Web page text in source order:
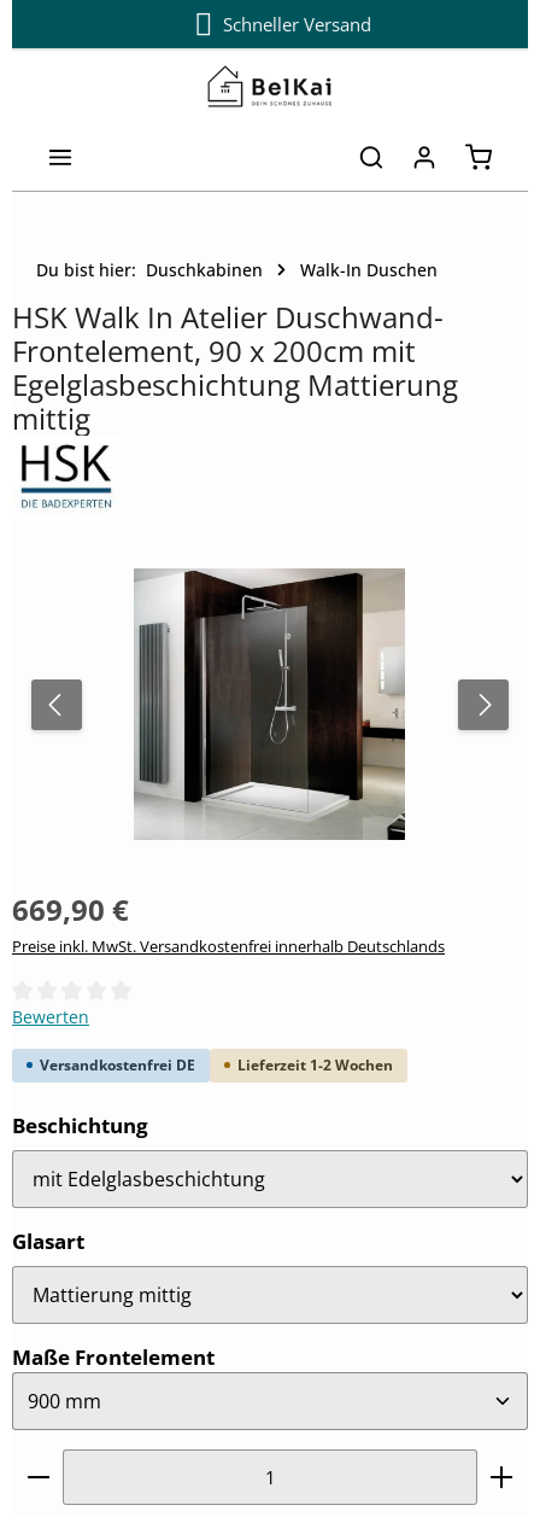
Zum Hauptinhalt springenSchneller Versand
Du bist hier: Duschkabinen Walk-In Duschen
HSK Walk In Atelier Duschwand-
Frontelement, 90 x 200cm mit
Egelglasbeschichtung Mattierung
mittig
669,90 €
Preise inkl. MwSt. Versandkostenfrei innerhalb Deutschlands
Durchschnittliche Bewertung von 0 von 5 Sternen
Bewerten
Versandkostenfrei DE Lieferzeit 1-2 Wochen
Beschichtungauswählen
Glasartauswählen
Maße Frontelementauswählen
Produkt Anzahl: Gib den gewünschten Wert ein